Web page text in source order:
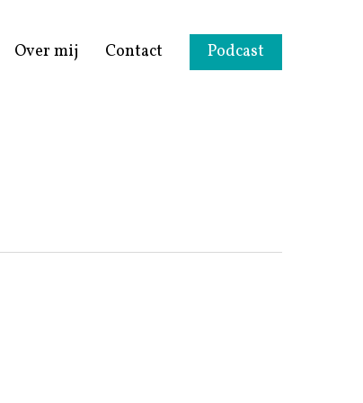
Over mij Contact Podcast